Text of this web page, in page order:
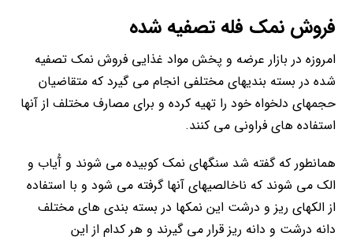
فروش نمک فله تصفیه شده
امروزه در بازار عرضه و پخش مواد غذایی فروش نمک تصفیه
شده در بسته بندیهای مختلفی انجام می گیرد که متقاضیان
حجمهای دلخواه خود را تهیه کرده و برای مصارف مختلف از آنها
استفاده های فراونی می کنند.
همانطور که گفته شد سنگهای نمک کوبیده می شوند و آُیاب و
الک می شوند که ناخالصیهای آنها گرفته می شود و با استفاده
از الکهای ریز و درشت این نمکها در بسته بندی های مختلف
دانه درشت و دانه ریز قرار می گیرند و هر کدام از این